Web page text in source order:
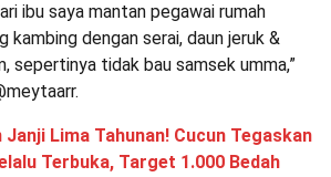
ibu saya mantan pegawai rumah
kambing dengan serai, daun jeruk &
sepertinya tidak bau samsek umma,”
Janji Lima Tahunan! Cucun Tegaskan
Terbuka, Target 1.000 Bedah